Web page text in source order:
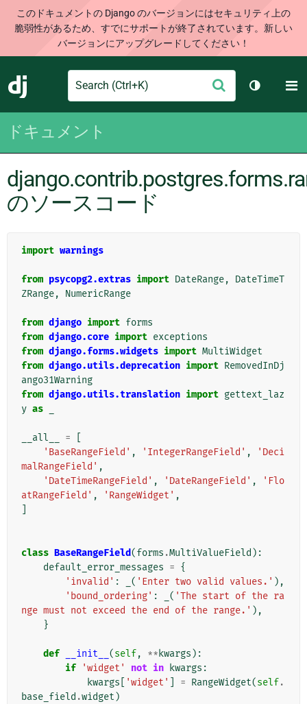
このドキュメントの Django のバージョンにはセキュリティ上の
脆弱性があるため、すでにサポートが終了されています。新しい
バージョンにアップグレードしてください！
Django
Search
信
テーマを
ドキュメント
のソースコード
import warnings
from psycopg2.extras import DateRange,
DateTimeT
ZRange, NumericRange
from django import forms
from django.core import exceptions
from django.forms.widgets import MultiWidget
from django.utils.deprecation import RemovedInDj
ango31Warning
from django.utils.translation import gettext_laz
y as
__all__ =
'BaseRangeField' , 'IntegerRangeField' ,
'Deci
malRangeField' ,
'DateTimeRangeField' , 'DateRangeField' ,
'Flo
atRangeField' , 'RangeWidget' ,
class BaseRangeField(forms .MultiValueField ):
default_error_messages = {
'invalid' : ( 'Enter two valid values.' ),
'bound_ordering' : ( 'The start of the ra
nge must not exceed the end of the range.' ),
}
def __init__ (self, ** kwargs ):
if
'widget' not in kwargs :
kwargs
'widget' = RangeWidget(self.
base_field .widget )